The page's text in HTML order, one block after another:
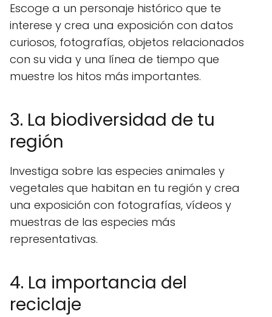
Escoge a un personaje histórico que te
interese y crea una exposición con datos
curiosos, fotografías, objetos relacionados
con su vida y una línea de tiempo que
muestre los hitos más importantes.
3. La biodiversidad de tu
región
Investiga sobre las especies animales y
vegetales que habitan en tu región y crea
una exposición con fotografías, vídeos y
muestras de las especies más
representativas.
4. La importancia del
reciclaje